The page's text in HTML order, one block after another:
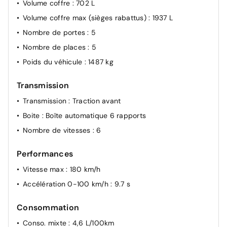
Volume coffre : 702 L
Volume coffre max (sièges rabattus) : 1937 L
Nombre de portes: 5
Nombre de places: 5
Poids du véhicule : 1487 kg
Transmission
Transmission: Traction avant
Boite : Boîte automatique 6 rapports
Nombre de vitesses : 6
Performances
Vitesse max : 180 km/h
Accélération 0-100 km/h : 9.7 s
Consommation
Conso. mixte: 4,6 L/100km